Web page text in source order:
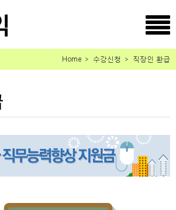
Home ＞ 수강신청 ＞ 직장인 환급